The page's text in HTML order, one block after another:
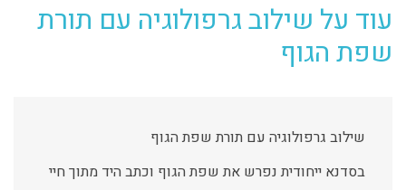
עוד על שילוב גרפולוגיה עם תורת
שפת הגוף
שילוב גרפולוגיה עם תורת שפת הגוף
בסדנא ייחודית נפרש את שפת הגוף וכתב היד מתוך חיי